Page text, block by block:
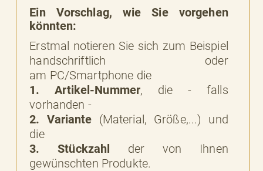
Ein Vorschlag, wie Sie vorgehen
könnten:
Erstmal notieren Sie sich zum Beispiel
handschriftlich oder
am PC/Smartphone die
1. Artikel-Nummer, die - falls
vorhanden -
2. Variante (Material, Größe,...) und
die
3. Stückzahl der von Ihnen
gewünschten Produkte.